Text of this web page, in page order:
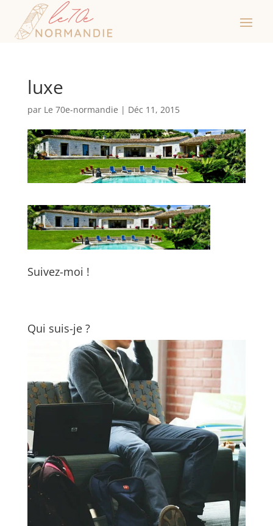
luxe
par Le 70e-normandie | Déc 11, 2015
Suivez-moi !
Qui suis-je ?